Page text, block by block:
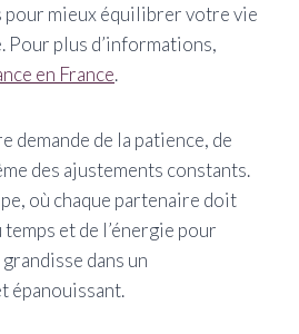
mieux équilibrer votre vie
plus d’informations,
en France.
de la patience, de
des ajustements constants.
où chaque partenaire doit
et de l’énergie pour
grandisse dans un
épanouissant.